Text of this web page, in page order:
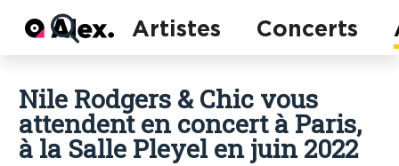
Artistes Concerts
Concerts
Nile Rodgers & Chic vous
attendent en concert à Paris,
à la Salle Pleyel en juin 2022